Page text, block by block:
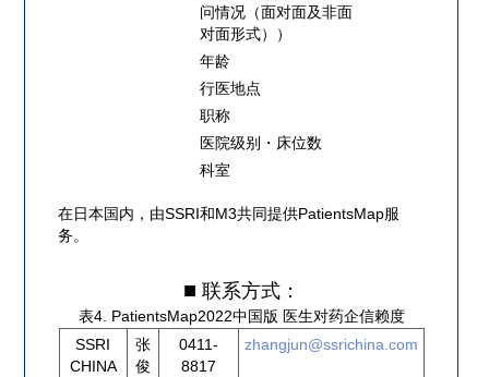
问情况（面对面及非面
对面形式））
年龄
行医地点
职称
医院级别・床位数
科室
在日本国内，由SSRI和M3共同提供PatientsMap服
务。
联系方式：
表4. PatientsMap2022中国版 医生对药企信赖度
SSRI
CHINA
张
俊
0411-
8817
zhangjun@ssrichina.com